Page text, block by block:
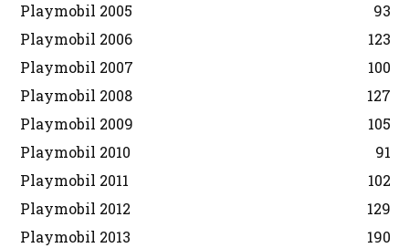
Playmobil 2005
93
Playmobil 2006
123
Playmobil 2007
100
Playmobil 2008
127
Playmobil 2009
105
Playmobil 2010
91
Playmobil 2011
102
Playmobil 2012
129
Playmobil 2013
190